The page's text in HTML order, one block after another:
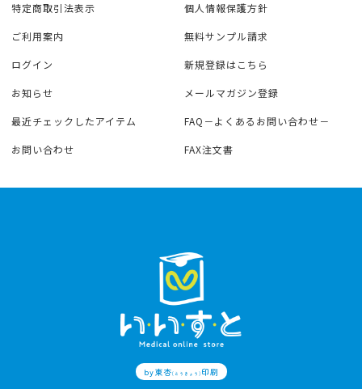
特定商取引法表示 個人情報保護方針
ご利用案内 無料サンプル請求
ログイン 新規登録はこちら
お知らせ メールマガジン登録
最近チェックしたアイテム FAQ－よくあるお問い合わせ－
お問い合わせ FAX注文書
by東杏(とうきょう) 印刷